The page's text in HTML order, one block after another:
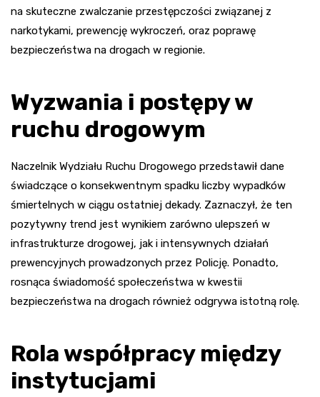
na skuteczne zwalczanie przestępczości związanej z
narkotykami, prewencję wykroczeń, oraz poprawę
bezpieczeństwa na drogach w regionie.
Wyzwania i postępy w
ruchu drogowym
Naczelnik Wydziału Ruchu Drogowego przedstawił dane
świadczące o konsekwentnym spadku liczby wypadków
śmiertelnych w ciągu ostatniej dekady. Zaznaczył, że ten
pozytywny trend jest wynikiem zarówno ulepszeń w
infrastrukturze drogowej, jak i intensywnych działań
prewencyjnych prowadzonych przez Policję. Ponadto,
rosnąca świadomość społeczeństwa w kwestii
bezpieczeństwa na drogach również odgrywa istotną rolę.
Rola współpracy między
instytucjami